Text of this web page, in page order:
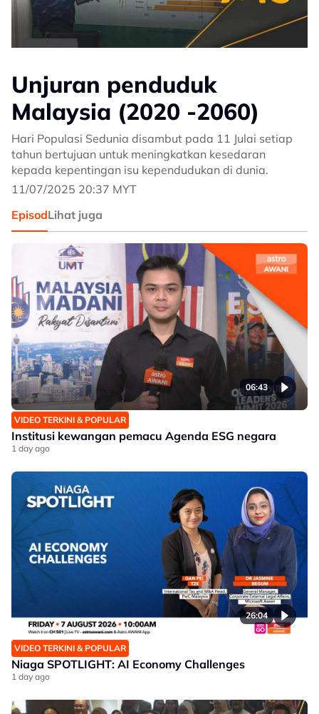
Unjuran penduduk
Malaysia (2020 -2060)
Hari Populasi Sedunia disambut pada 11 Julai setiap
tahun bertujuan untuk meningkatkan kesedaran
kepada kepentingan isu kependudukan di dunia.
11/07/2025 20:37 MYT
EpisodLihat juga
06:43
VIDEO TERKINI & POPULAR
Institusi kewangan pemacu Agenda ESG negara
1 day ago
26:04
VIDEO TERKINI & POPULAR
Niaga SPOTLIGHT: AI Economy Challenges
1 day ago